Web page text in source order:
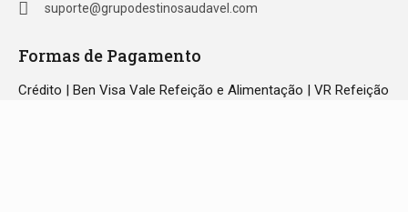
suporte@grupodestinosaudavel.com
Formas de Pagamento
Crédito | Ben Visa Vale Refeição e Alimentação | VR Refeição